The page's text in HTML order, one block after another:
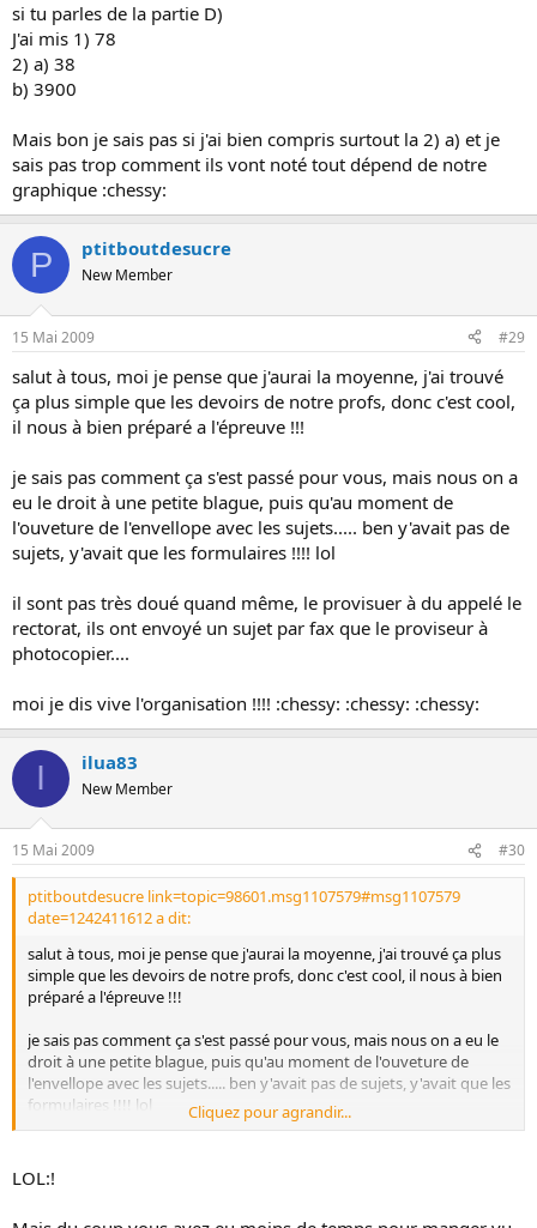
si tu parles de la partie D)
J'ai mis 1) 78
2) a) 38
b) 3900
Mais bon je sais pas si j'ai bien compris surtout la 2) a) et je
sais pas trop comment ils vont noté tout dépend de notre
graphique :chessy:
P ptitboutdesucre
New Member
15 Mai 2009 #29
salut à tous, moi je pense que j'aurai la moyenne, j'ai trouvé
ça plus simple que les devoirs de notre profs, donc c'est cool,
il nous à bien préparé a l'épreuve !!!
je sais pas comment ça s'est passé pour vous, mais nous on a
eu le droit à une petite blague, puis qu'au moment de
l'ouveture de l'envellope avec les sujets..... ben y'avait pas de
sujets, y'avait que les formulaires !!!! lol
il sont pas très doué quand même, le provisuer à du appelé le
rectorat, ils ont envoyé un sujet par fax que le proviseur à
photocopier....
moi je dis vive l'organisation !!!! :chessy: :chessy: :chessy:
I ilua83
New Member
15 Mai 2009 #30
ptitboutdesucre link=topic=98601.msg1107579#msg1107579
date=1242411612 a dit:
salut à tous, moi je pense que j'aurai la moyenne, j'ai trouvé ça plus
simple que les devoirs de notre profs, donc c'est cool, il nous à bien
préparé a l'épreuve !!!
je sais pas comment ça s'est passé pour vous, mais nous on a eu le
droit à une petite blague, puis qu'au moment de l'ouveture de
l'envellope avec les sujets..... ben y'avait pas de sujets, y'avait que les
formulaires !!!! lol
rectorat, ils ont envoyé un sujet par fax que le proviseur à
photocopier....
Cliquez pour agrandir...
LOL:!